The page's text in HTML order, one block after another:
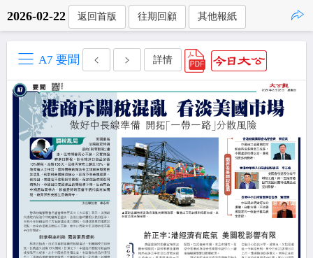
2026-02-22 返回首版 往期回顧 其他報紙
A7 要聞 詳情